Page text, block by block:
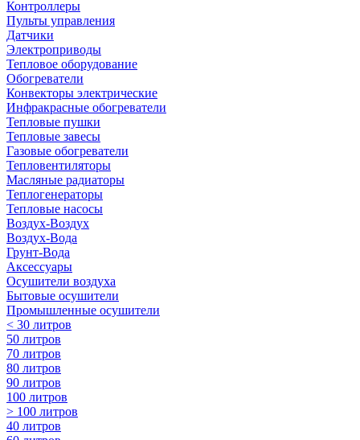
Контроллеры
Пульты управления
Датчики
Электроприводы
Тепловое оборудование
Обогреватели
Конвекторы электрические
Инфракрасные обогреватели
Тепловые пушки
Тепловые завесы
Газовые обогреватели
Тепловентиляторы
Масляные радиаторы
Теплогенераторы
Тепловые насосы
Воздух-Воздух
Воздух-Вода
Грунт-Вода
Аксессуары
Осушители воздуха
Бытовые осушители
Промышленные осушители
< 30 литров
50 литров
70 литров
80 литров
90 литров
100 литров
> 100 литров
40 литров